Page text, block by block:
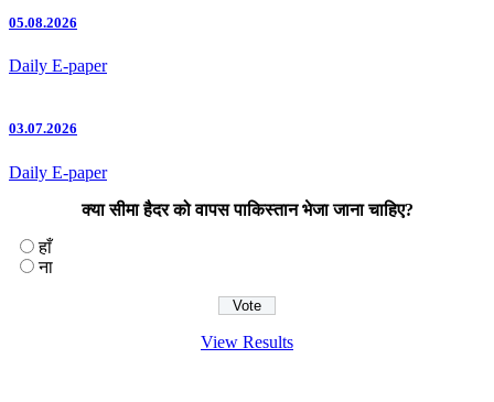
05.08.2026
Daily E-paper
03.07.2026
Daily E-paper
क्या सीमा हैदर को वापस पाकिस्तान भेजा जाना चाहिए?
हाँ
ना
View Results